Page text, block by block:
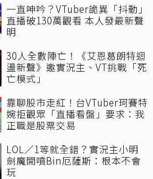
一直呻吟？VTuber詭異「抖動」
直播破130萬觀看 本人發最新聲
明
30人全數陣亡！《艾恩葛朗特迴
盪新聲》邀實況主、VT挑戰「死
亡模式」
靠聊股市走紅！台VTuber珂賽特
婉拒觀眾「直播看盤」要求：我
正職是股票交易
LOL／1等就全錯？實況主小明
劍魔開噴Bin厄薩斯：根本不會
玩